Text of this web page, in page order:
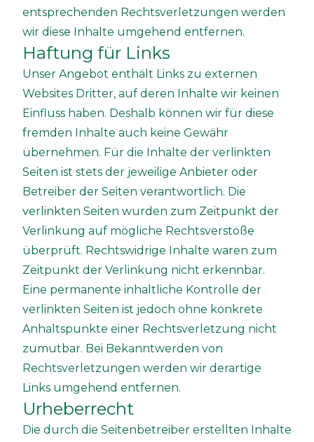
entsprechenden Rechtsverletzungen werden
wir diese Inhalte umgehend entfernen.
Haftung für Links
Unser Angebot enthält Links zu externen
Websites Dritter, auf deren Inhalte wir keinen
Einfluss haben. Deshalb können wir für diese
fremden Inhalte auch keine Gewähr
übernehmen. Für die Inhalte der verlinkten
Seiten ist stets der jeweilige Anbieter oder
Betreiber der Seiten verantwortlich. Die
verlinkten Seiten wurden zum Zeitpunkt der
Verlinkung auf mögliche Rechtsverstöße
überprüft. Rechtswidrige Inhalte waren zum
Zeitpunkt der Verlinkung nicht erkennbar.
Eine permanente inhaltliche Kontrolle der
verlinkten Seiten ist jedoch ohne konkrete
Anhaltspunkte einer Rechtsverletzung nicht
zumutbar. Bei Bekanntwerden von
Rechtsverletzungen werden wir derartige
Links umgehend entfernen.
Urheberrecht
Die durch die Seitenbetreiber erstellten Inhalte